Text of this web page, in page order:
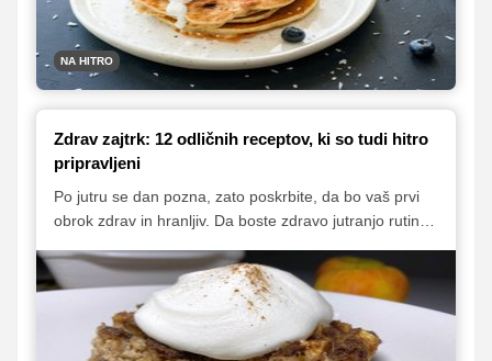
NA HITRO
Zdrav zajtrk: 12 odličnih receptov, ki so tudi hitro
pripravljeni
Po jutru se dan pozna, zato poskrbite, da bo vaš prvi
obrok zdrav in hranljiv. Da boste zdravo jutranjo rutino
predstavljam nekaj odličnih idej za pripravo okusnega
in zdravega zajtrka, za katerega tudi ne boste porabili
veliko časa. Nekatere jedi si lahko pripravite tudi
vnaprej in s tem še dodatno prihranite čas, ki vam ga v